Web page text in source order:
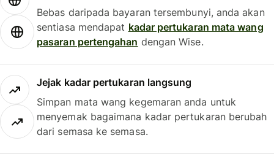
Bebas daripada bayaran tersembunyi, anda akan
sentiasa mendapat kadar pertukaran mata wang
pasaran pertengahan dengan Wise.
Jejak kadar pertukaran langsung
Simpan mata wang kegemaran anda untuk
menyemak bagaimana kadar pertukaran berubah
dari semasa ke semasa.